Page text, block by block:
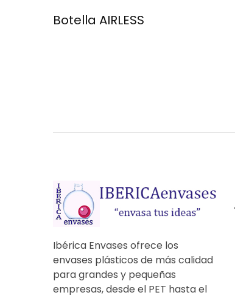
Botella AIRLESS
Ibérica Envases ofrece los
envases plásticos de más calidad
para grandes y pequeñas
empresas, desde el PET hasta el